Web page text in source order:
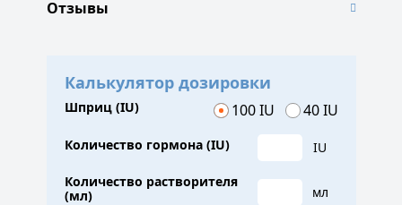
Отзывы
Калькулятор дозировки
Шприц (IU) 100 IU 40 IU
Количество гормона (IU)
IU
Количество растворителя
(мл)
мл